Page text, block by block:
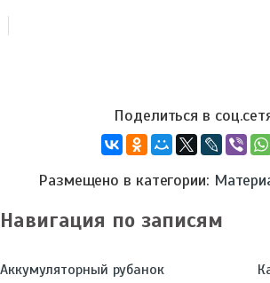
Размещено в категории:
Навигация по записям
Аккумуляторный рубанок